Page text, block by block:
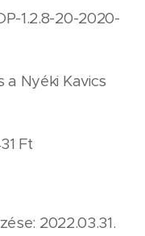
1.2.8-20-2020-
a Nyéki Kavics
Ft
2022.03.31.